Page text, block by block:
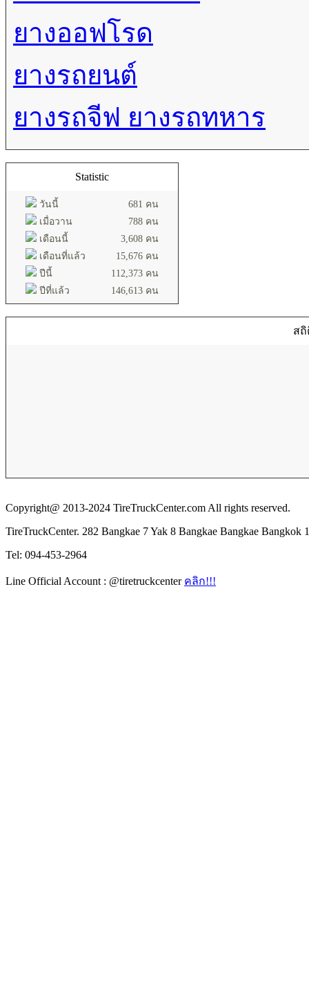
ยางออฟโรด
ยางรถยนต์
ยางรถจีฟ ยางรถทหาร
Statistic
วันนี้
681 คน
เมื่อวาน
788 คน
เดือนนี้
3,608 คน
เดือนที่แล้ว
15,676 คน
ปีนี้
112,373 คน
ปีที่แล้ว
146,613 คน
สถิ
Copyright@ 2013-2024 TireTruckCenter.com All rights reserved.
TireTruckCenter. 282 Bangkae 7 Yak 8 Bangkae Bangkae Bangkok
Tel: 094-453-2964
Line Official Account : @tiretruckcenter คลิก!!!